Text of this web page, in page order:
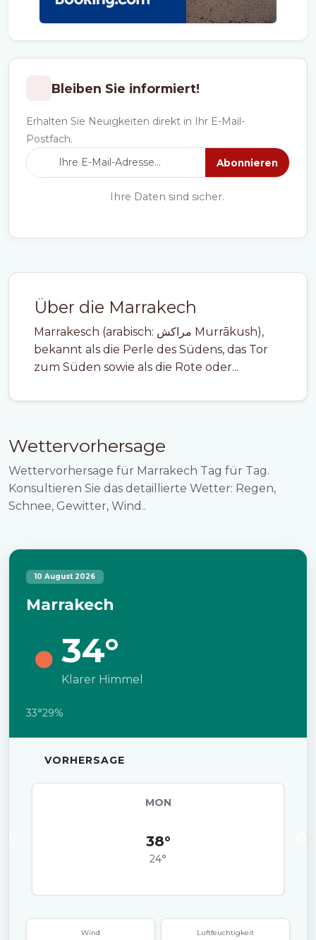
Über die Marrakech
Marrakesch (arabisch: مراكش Murrākush),
bekannt als die Perle des Südens, das Tor
zum Süden sowie als die Rote oder...
Wettervorhersage
Wettervorhersage für Marrakech Tag für Tag.
Konsultieren Sie das detaillierte Wetter: Regen,
Schnee, Gewitter, Wind..
10 August 2026
Marrakech
34°
Klarer Himmel
33°29%
VORHERSAGE
MON
38°
24°
Wind Luftfeuchtigkeit
Bleiben Sie informiert!
Erhalten Sie Neuigkeiten direkt in Ihr E-Mail-
Postfach.
Abonnieren
Ihre Daten sind sicher.